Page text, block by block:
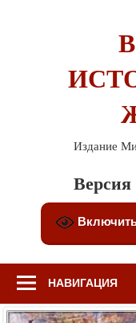
Издание
Версия
НАВИГАЦИЯ